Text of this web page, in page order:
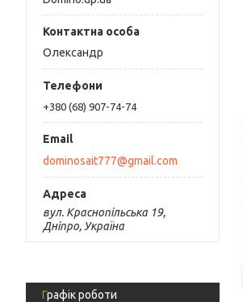
Олександр
+380 (68) 907-74-74
dominosait777@gmail.com
вул. Краснопільська 19,
Дніпро, Україна
Графік роботи